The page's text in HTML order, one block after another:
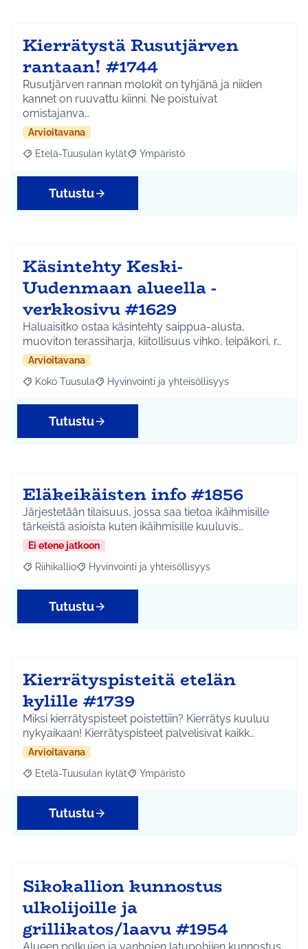
Kierrätystä Rusutjärven
rantaan! #1744
Rusutjärven rannan molokit on tyhjänä ja niiden
kannet on ruuvattu kiinni. Ne poistuivat
omistajanva…
Arvioitavana
Rajaa tulokset aihepiirin mukaan: Etelä-Tuusulan kylät
Etelä-Tuusulan kylät Rajaa tulokset teeman mukaan:
Ympäristö
Tutustu
Käsintehty Keski-
Uudenmaan alueella -
verkkosivu #1629
Haluaisitko ostaa käsintehty saippua-alusta,
muoviton terassiharja, kiitollisuus vihko, leipäkori, r…
Arvioitavana
Rajaa tulokset aihepiirin mukaan: Koko Tuusula
Koko Tuusula Rajaa tulokset teeman mukaan: Hyvinvointi ja
Hyvinvointi ja yhteisöllisyys
Tutustu
Eläkeikäisten info #1856
Järjestetään tilaisuus, jossa saa tietoa ikäihmisille
tärkeistä asioista kuten ikäihmisille kuuluvis…
Ei etene jatkoon
Rajaa tulokset aihepiirin mukaan: Riihikallio
Riihikallio Rajaa tulokset teeman mukaan: Hyvinvointi ja
Hyvinvointi ja yhteisöllisyys
Tutustu
Kierrätyspisteitä etelän
kylille #1739
Miksi kierrätyspisteet poistettiin? Kierrätys kuuluu
nykyaikaan! Kierrätyspisteet palvelisivat kaikk…
Arvioitavana
Rajaa tulokset aihepiirin mukaan: Etelä-Tuusulan kylät
Etelä-Tuusulan kylät Rajaa tulokset teeman mukaan:
Ympäristö
Tutustu
Sikokallion kunnostus
ulkolijoille ja
grillikatos/laavu #1954